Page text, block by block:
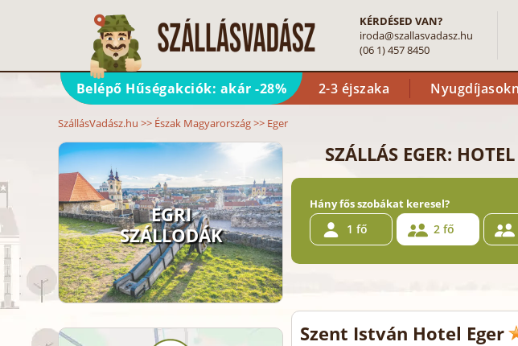
KÉRDÉSED VAN?
iroda@szallasvadasz.hu
(06 1) 457 8450
Belépő Hűségakciók: akár -28% 2-3 éjszaka
SzállásVadász.hu >> Észak Magyarország>> Eger
EGRI
SZÁLLODÁK
SZÁLLÁS EGER:
Hány fős szobákat keresel?
1 fő 2 fő
Szent István Hotel Eger